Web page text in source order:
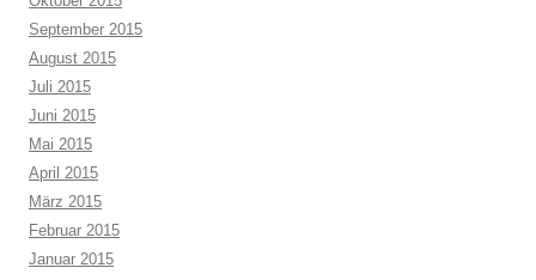
September 2015
August 2015
Juli 2015
Juni 2015
Mai 2015
April 2015
März 2015
Februar 2015
Januar 2015